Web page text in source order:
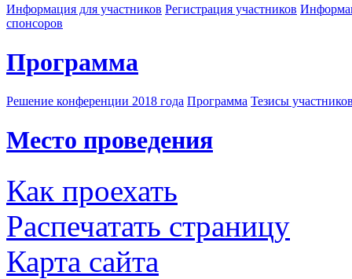
Информация для участников Регистрация участников
спонсоров
Программа
Решение конференции 2018 года Программа Тезисы
Место проведения
Как проехать
Распечатать страницу
Карта сайта